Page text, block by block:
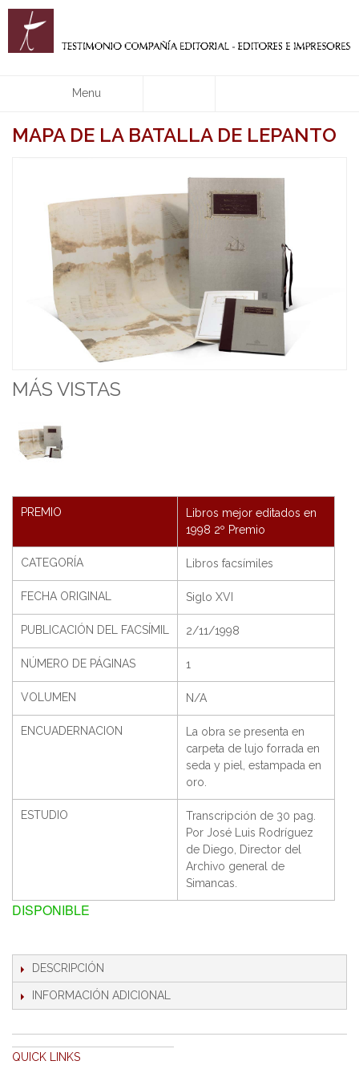
Menu
MAPA DE LA BATALLA DE LEPANTO
MÁS VISTAS
PREMIO
Libros mejor editados en
1998 2º Premio
CATEGORÍA Libros facsímiles
FECHA ORIGINAL Siglo XVI
PUBLICACIÓN DEL FACSÍMIL 2/11/1998
NÚMERO DE PÁGINAS 1
VOLUMEN N/A
ENCUADERNACION
La obra se presenta en
carpeta de lujo forrada en
seda y piel, estampada en
oro.
ESTUDIO
Transcripción de 30 pag.
Por José Luis Rodríguez
de Diego, Director del
Archivo general de
Simancas.
DISPONIBLE
DESCRIPCIÓN
INFORMACIÓN ADICIONAL
QUICK LINKS